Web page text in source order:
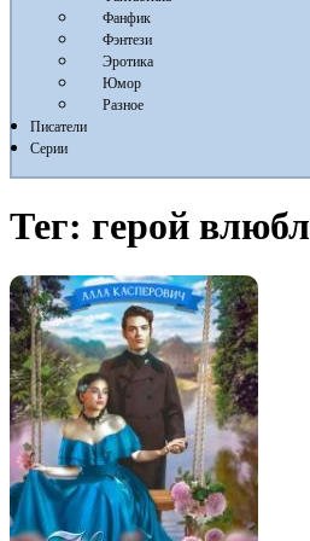
Фанфик
Фэнтези
Эротика
Юмор
Разное
Писатели
Серии
Тег: герой